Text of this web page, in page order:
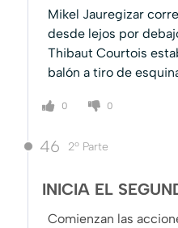
Mikel Jauregizar
desde lejos por
Thibaut Courtois
balón a tiro de
0 0
46 2º Parte
INICIA EL
Comienzan las